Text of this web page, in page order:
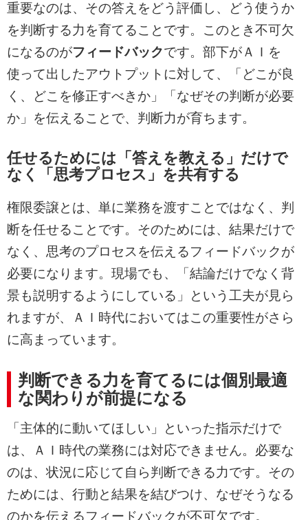
重要なのは、その答えをどう評価し、どう使うか
を判断する力を育てることです。このとき不可欠
になるのがフィードバックです。部下がＡＩを
使って出したアウトプットに対して、「どこが良
く、どこを修正すべきか」「なぜその判断が必要
か」を伝えることで、判断力が育ちます。
任せるためには「答えを教える」だけで
なく「思考プロセス」を共有する
権限委譲とは、単に業務を渡すことではなく、判
断を任せることです。そのためには、結果だけで
なく、思考のプロセスを伝えるフィードバックが
必要になります。現場でも、「結論だけでなく背
景も説明するようにしている」という工夫が見ら
れますが、ＡＩ時代においてはこの重要性がさら
に高まっています。
判断できる力を育てるには個別最適
な関わりが前提になる
「主体的に動いてほしい」といった指示だけで
は、ＡＩ時代の業務には対応できません。必要な
のは、状況に応じて自ら判断できる力です。その
ためには、行動と結果を結びつけ、なぜそうなる
のかを伝えるフィードバックが不可欠です。